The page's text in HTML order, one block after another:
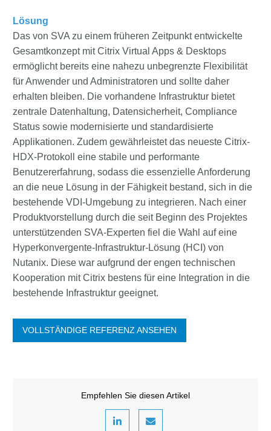
Lösung
Das von SVA zu einem früheren Zeitpunkt entwickelte
Gesamtkonzept mit Citrix Virtual Apps & Desktops
ermöglicht bereits eine nahezu unbegrenzte Flexibilität
für Anwender und Administratoren und sollte daher
erhalten bleiben. Die vorhandene Infrastruktur bietet
zentrale Datenhaltung, Datensicherheit, Compliance
Status sowie modernisierte und standardisierte
Applikationen. Zudem gewährleistet das neueste Citrix-
HDX-Protokoll eine stabile und performante
Benutzererfahrung, sodass die essenzielle Anforderung
an die neue Lösung in der Fähigkeit bestand, sich in die
bestehende VDI-Umgebung zu integrieren. Nach einer
Produktvorstellung durch die seit Beginn des Projektes
unterstützenden SVA-Experten fiel die Wahl auf eine
Hyperkonvergente-Infrastruktur-Lösung (HCI) von
Nutanix. Diese war aufgrund der engen technischen
Kooperation mit Citrix bestens für eine Integration in die
bestehende Infrastruktur geeignet.
VOLLSTÄNDIGE REFERENZ ANSEHEN
Empfehlen Sie diesen Artikel